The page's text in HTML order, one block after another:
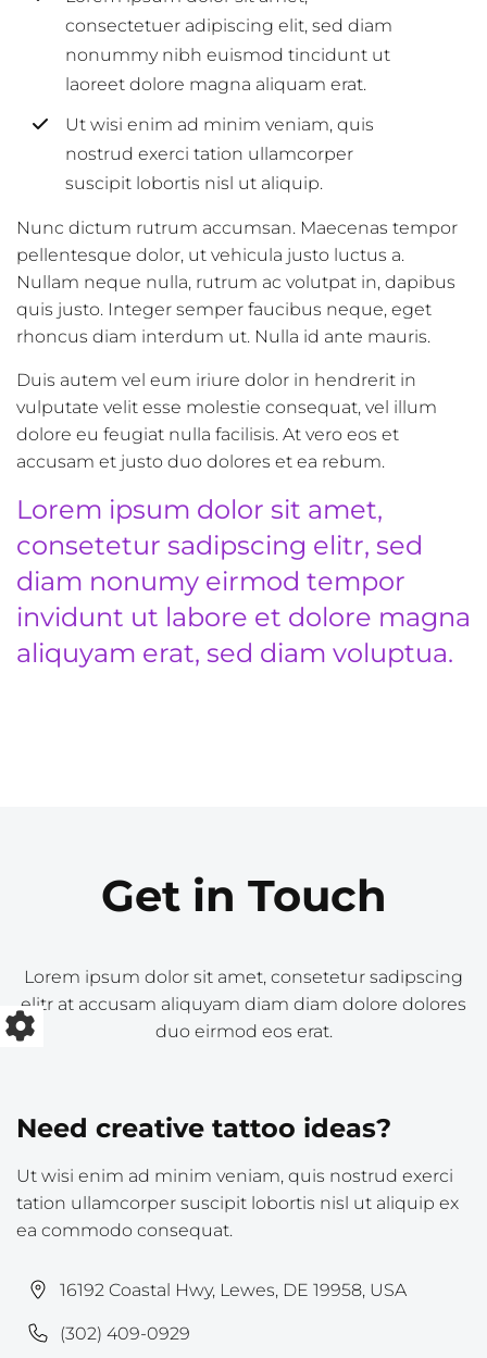
consectetuer adipiscing elit, sed diam
nonummy nibh euismod tincidunt ut
laoreet dolore magna aliquam erat.
Ut wisi enim ad minim veniam, quis
nostrud exerci tation ullamcorper
suscipit lobortis nisl ut aliquip.
Nunc dictum rutrum accumsan. Maecenas tempor
pellentesque dolor, ut vehicula justo luctus a.
Nullam neque nulla, rutrum ac volutpat in, dapibus
quis justo. Integer semper faucibus neque, eget
rhoncus diam interdum ut. Nulla id ante mauris.
Duis autem vel eum iriure dolor in hendrerit in
vulputate velit esse molestie consequat, vel illum
dolore eu feugiat nulla facilisis. At vero eos et
accusam et justo duo dolores et ea rebum.
Lorem ipsum dolor sit amet,
consetetur sadipscing elitr, sed
diam nonumy eirmod tempor
invidunt ut labore et dolore magna
aliquyam erat, sed diam voluptua.
Get in Touch
Lorem ipsum dolor sit amet, consetetur sadipscing
elitr at accusam aliquyam diam diam dolore dolores
duo eirmod eos erat.
Need creative tattoo ideas?
Ut wisi enim ad minim veniam, quis nostrud exerci
tation ullamcorper suscipit lobortis nisl ut aliquip ex
ea commodo consequat.
16192 Coastal Hwy, Lewes, DE 19958, USA
(302) 409-0929